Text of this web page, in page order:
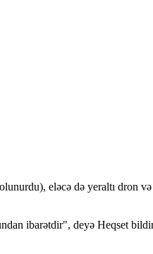
eləcə də yeraltı dron
ibarətdir", deyə Heqset